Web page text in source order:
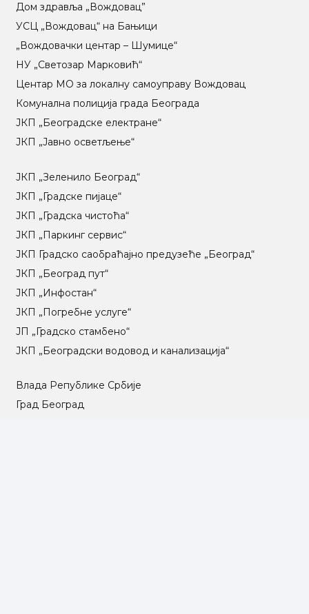
Дом здравља „Вождовац”
УСЦ „Вождовац“ на Бањици
„Вождовачки центар – Шумице“
НУ „Светозар Марковић“
Центар МO за локалну самоуправу Вождовац
Комунална полиција града Београда
ЈКП „Београдске електране“
ЈКП „Јавно осветљење“
ЈКП „Зеленило Београд“
ЈКП „Градске пијаце“
ЈКП „Градска чистоћа“
ЈКП „Паркинг сервис“
ЈКП Градско саобраћајно предузеће „Београд“
ЈКП „Београд пут“
ЈКП „Инфостан“
ЈКП „Погребне услуге“
ЈП „Градско стамбено“
ЈКП „Београдски водовод и канализација“
Влада Републике Србије
Град Београд